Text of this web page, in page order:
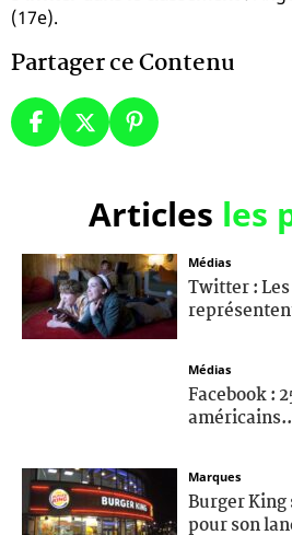
(17e).
Partager ce Contenu
Articles les
Médias
Twitter : Les
Médias
Facebook :
Marques
Burger King
pour son